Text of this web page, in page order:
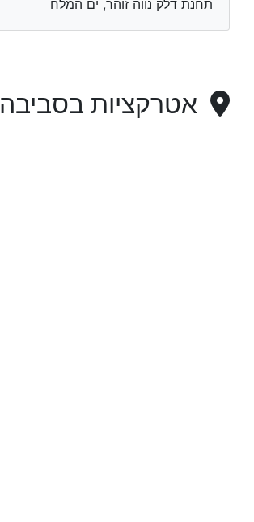
תחנת דלק נווה זוהר, ים המלח
אטרקציות בסביבה